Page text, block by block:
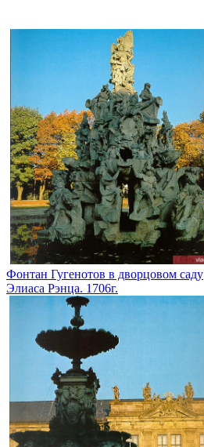
Фонтан Гугенотов в дворцовом саду
Элиаса Рэнца. 1706г.